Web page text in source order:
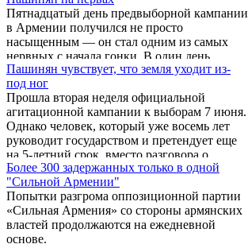
обществу собственную повестку. Какие
особенности имеет текущая предвыборная
борьба, можно ли считать ее полноценно
конкурентной, и как стороны используют
имеющийся в их распоряжении
административный, финансовый ...
Пятнадцатый день предвыборной кампании
в Армении получился не просто
насыщенным — он стал одним из самых
нервных с начала гонки. В один день
сошлись сразу несколько сюжетов:
презентация социально-экономических
обещаний оппозиции, жесткие заявления о
безопасности, новая волна силовых
действий против оппозиционных фигур,
конфликтная уличная кампания Никола
Пашиняна и заметное обострение армяно-
российской повестки.
Пашинян чувствует, что земля уходит из-
под ног
Прошла вторая неделя официальной
агитационной кампании к выборам 7 июня.
Однако человек, который уже восемь лет
руководит государством и претендует еще
на 5-летний срок, вместо разговора о
выходе из созданного его же командой
кошмара перешел к угрозам. Причем не
только в адрес политических конкурентов,
но и обычных граждан. Он инициирует
аресты критиков, раздражается, грозит
пальцем и требует объяснений, почему
Более 300 задержанных только в одной
"Сильной Армении"
Попытки разгрома оппозиционной партии
«Сильная Армения» со стороны армянских
властей продолжаются на ежедневной
основе.